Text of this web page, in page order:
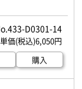
433-D0301-14
6,050円
購入